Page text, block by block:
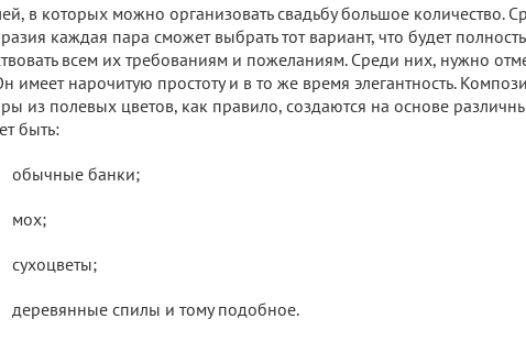
в которых можно организовать свадьбу большое количество.
каждая пара сможет выбрать тот вариант, что будет
всем их требованиям и пожеланиям. Среди них, нужно
имеет нарочитую простоту и в то же время элегантность.
из полевых цветов, как правило, создаются на основе
быть:
обычные банки;
мох;
сухоцветы;
деревянные спилы и тому подобное.